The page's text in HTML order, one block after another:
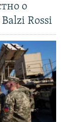
о
Rossi